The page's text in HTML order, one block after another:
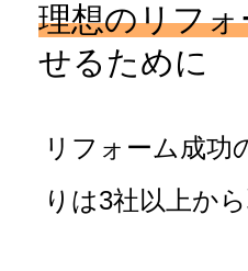
理想のリフォ
せるために
リフォーム成功
りは3社以上か